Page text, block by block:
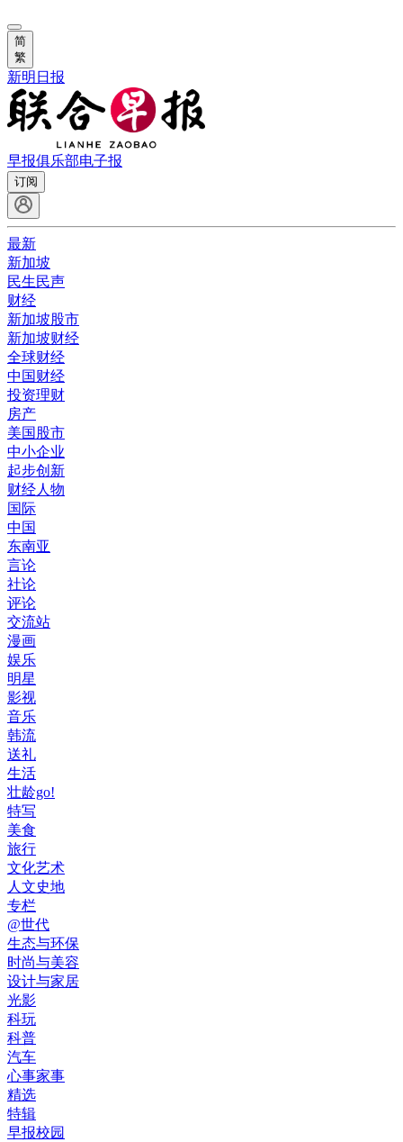
简
繁
新明日报
早报俱乐部电子报
订阅
最新
新加坡
民生民声
财经
新加坡股市
新加坡财经
全球财经
中国财经
投资理财
房产
美国股市
中小企业
起步创新
财经人物
国际
中国
东南亚
言论
社论
评论
交流站
漫画
娱乐
明星
影视
音乐
韩流
送礼
生活
壮龄go!
特写
美食
旅行
文化艺术
人文史地
专栏
@世代
生态与环保
时尚与美容
设计与家居
光影
科玩
科普
汽车
心事家事
精选
特辑
早报校园